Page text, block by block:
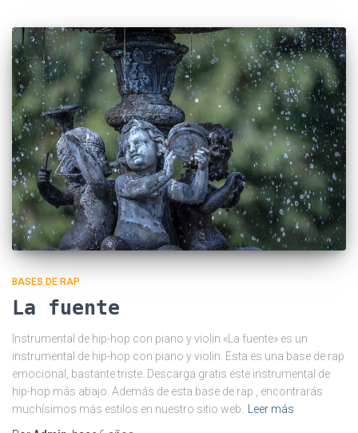
BASES DE RAP
La fuente
Instrumental de hip-hop con piano y violin «La fuente» es un
instrumental de hip-hop con piano y violin. Esta es una base de rap
emocional, bastante triste. Descarga gratis este instrumental de
hip-hop más abajo. Además de esta base de rap , encontrarás
muchísimos más estilos en nuestro sitio web.
Leer más